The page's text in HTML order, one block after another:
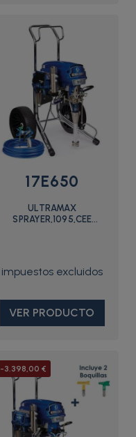
17E650
ULTRAMAX
SPRAYER,1095,CEE
VER PRODUCTO
-3.398,00 €